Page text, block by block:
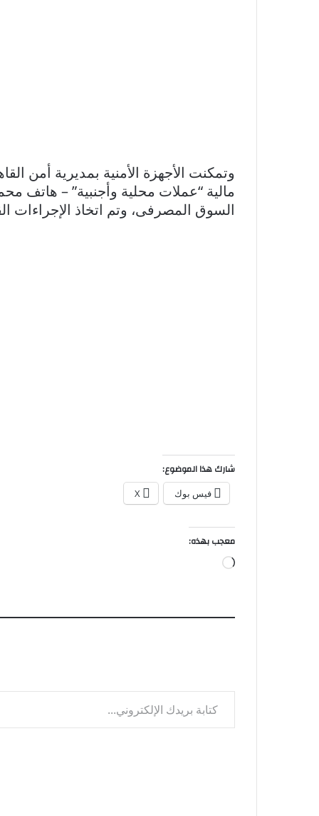
وتمكنت الأجهزة الأمنية بمديرية أمن
مالية “عملات محلية وأجنبية” – هاتف
السوق المصرفى، وتم اتخاذ الإجراءات
شارك هذا الموضوع:
فيس بوك X
معجب بهذه:
جاري
كتابة بريدك الإلكتروني...